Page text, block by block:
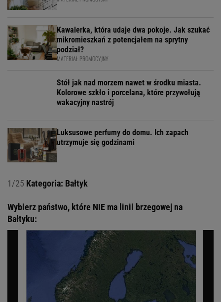
Kawalerka, która udaje dwa pokoje. Jak szukać
mikromieszkań z potencjałem na sprytny
podział?
MATERIAŁ PROMOCYJNY
Stół jak nad morzem nawet w środku miasta.
Kolorowe szkło i porcelana, które przywołują
wakacyjny nastrój
Luksusowe perfumy do domu. Ich zapach
utrzymuje się godzinami
1/25 Kategoria: Bałtyk
Wybierz państwo, które NIE ma linii brzegowej na
Bałtyku: